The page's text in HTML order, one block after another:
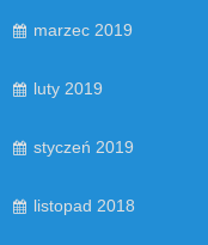
marzec 2019
luty 2019
styczeń 2019
listopad 2018